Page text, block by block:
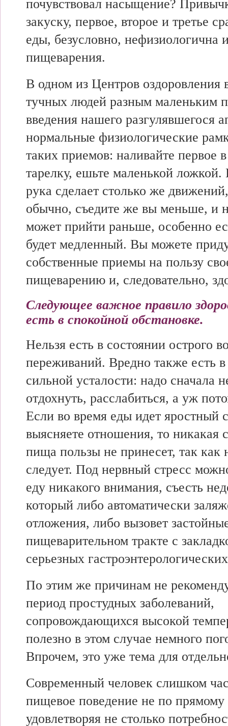
почувствовал насыщение?
закуску, первое, второе и третье
еды, безусловно, нефизиологична
пищеварения.
В одном из Центров оздоровления
тучных людей разным маленьким
введения нашего разгулявшегося
нормальные физиологические
таких приемов: наливайте первое
тарелку, ешьте маленькой ложкой.
рука сделает столько же
обычно, съедите же вы меньше, и
может прийти раньше, особенно
будет медленный. Вы можете
собственные приемы на пользу
пищеварению и, следовательно,
Следующее важное правило
есть в спокойной обстановке.
Нельзя есть в состоянии острого
переживаний. Вредно также есть в
сильной усталости: надо сначала
отдохнуть, расслабиться, а уж
Если во время еды идет яростный
выясняете отношения, то никакая
пища пользы не принесет, так как
следует. Под нервный стресс
еду никакого внимания, съесть
который либо автоматически
отложения, либо вызовет
пищеварительном тракте с
серьезных
По этим же причинам не
период простудных заболеваний,
сопровождающихся высокой
полезно в этом случае немного
Впрочем, это уже тема для
Современный человек слишком
пищевое поведение не по
удовлетворяя не столько